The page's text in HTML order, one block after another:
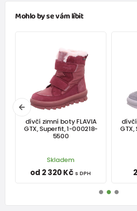
Mohlo by se vám líbit
dívčí zimní boty FLAVIA
GTX, Superfit, 1-000218-
5500
Skladem
od 2 320 Kč s DPH